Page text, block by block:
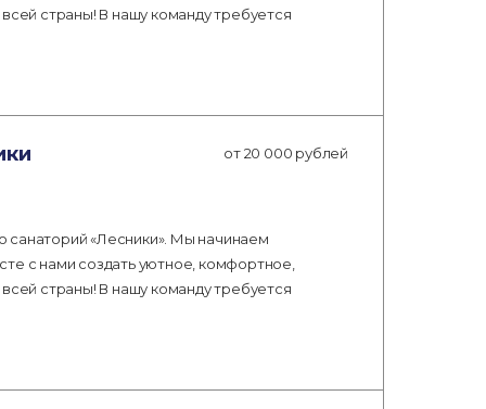
страны! В нашу команду требуется
от 20 000 рублей
«Лесники». Мы начинаем
с нами создать уютное, комфортное,
страны! В нашу команду требуется